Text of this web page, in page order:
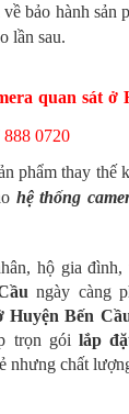
bảo hành sản
lần sau.
quan sát ở
888 0720
phẩm thay thế
hệ thống
hộ gia đình,
ngày càng
Huyện Bến
trọn góilắp
nhưng chất